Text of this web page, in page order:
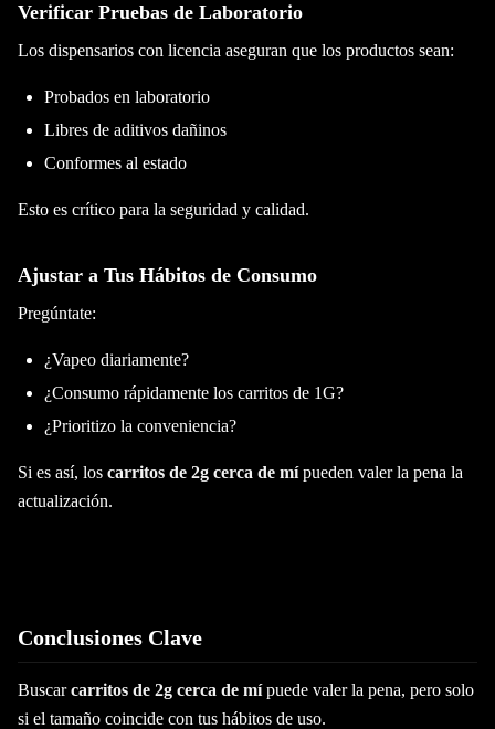
Verificar Pruebas de Laboratorio
Los dispensarios con licencia aseguran que los productos sean:
Probados en laboratorio
Libres de aditivos dañinos
Conformes al estado
Esto es crítico para la seguridad y calidad.
Ajustar a Tus Hábitos de Consumo
Pregúntate:
¿Vapeo diariamente?
¿Consumo rápidamente los carritos de 1G?
¿Prioritizo la conveniencia?
Si es así, los carritos de 2g cerca de mípueden valer la pena la
actualización.
Conclusiones Clave
Buscarcarritos de 2g cerca de mípuede valer la pena, pero solo
si el tamaño coincide con tus hábitos de uso.